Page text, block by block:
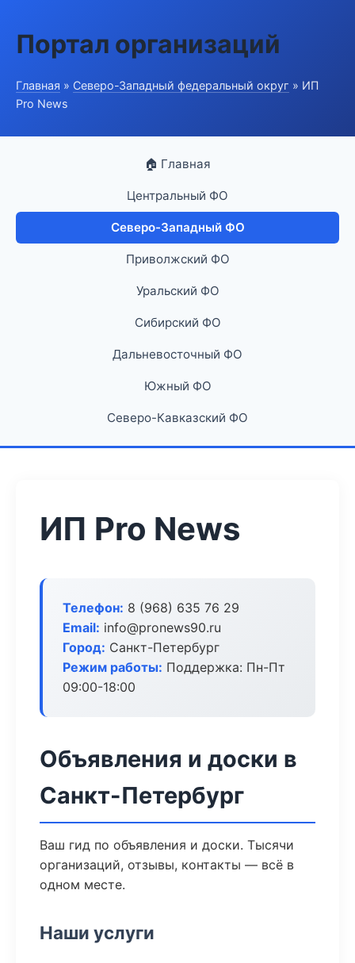
Портал организаций
Главная » Северо-Западный федеральный округ » ИП
Pro News
🏠 Главная
Центральный ФО
Северо-Западный ФО
Приволжский ФО
Уральский ФО
Сибирский ФО
Дальневосточный ФО
Южный ФО
Северо-Кавказский ФО
ИП Pro News
Телефон: 8 (968) 635 76 29
Email: info@pronews90.ru
Город: Санкт-Петербург
Режим работы: Поддержка: Пн-Пт
09:00-18:00
Объявления и доски в
Санкт-Петербург
Ваш гид по объявления и доски. Тысячи
организаций, отзывы, контакты — всё в
одном месте.
Наши услуги